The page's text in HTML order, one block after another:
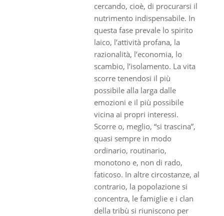
cercando, cioè, di procurarsi il
nutrimento indispensabile. In
questa fase prevale lo spirito
laico, l’attività profana, la
razionalità, l’economia, lo
scambio, l’isolamento. La vita
scorre tenendosi il più
possibile alla larga dalle
emozioni e il più possibile
vicina ai propri interessi.
Scorre o, meglio, “si trascina”,
quasi sempre in modo
ordinario, routinario,
monotono e, non di rado,
faticoso. In altre circostanze, al
contrario, la popolazione si
concentra, le famiglie e i clan
della tribù si riuniscono per